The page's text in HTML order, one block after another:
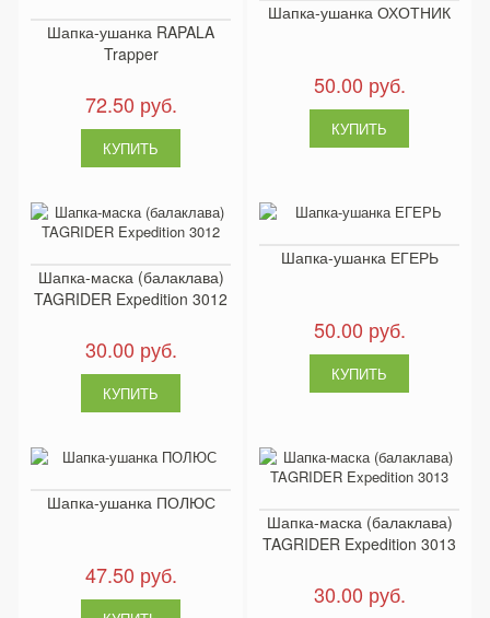
Шапка-ушанка RAPALA
Trapper
72.50 руб.
Шапка-ушанка ОХОТНИК
50.00 руб.
Шапка-маска (балаклава)
TAGRIDER Expedition 3012
30.00 руб.
Шапка-ушанка ЕГЕРЬ
50.00 руб.
Шапка-ушанка ПОЛЮС
47.50 руб.
Шапка-маска (балаклава)
TAGRIDER Expedition 3013
30.00 руб.